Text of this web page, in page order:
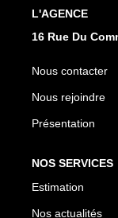
L'AGENCE
16 Rue Du
Nous contacter
Nous rejoindre
Présentation
NOS SERVICES
Estimation
Nos actualités